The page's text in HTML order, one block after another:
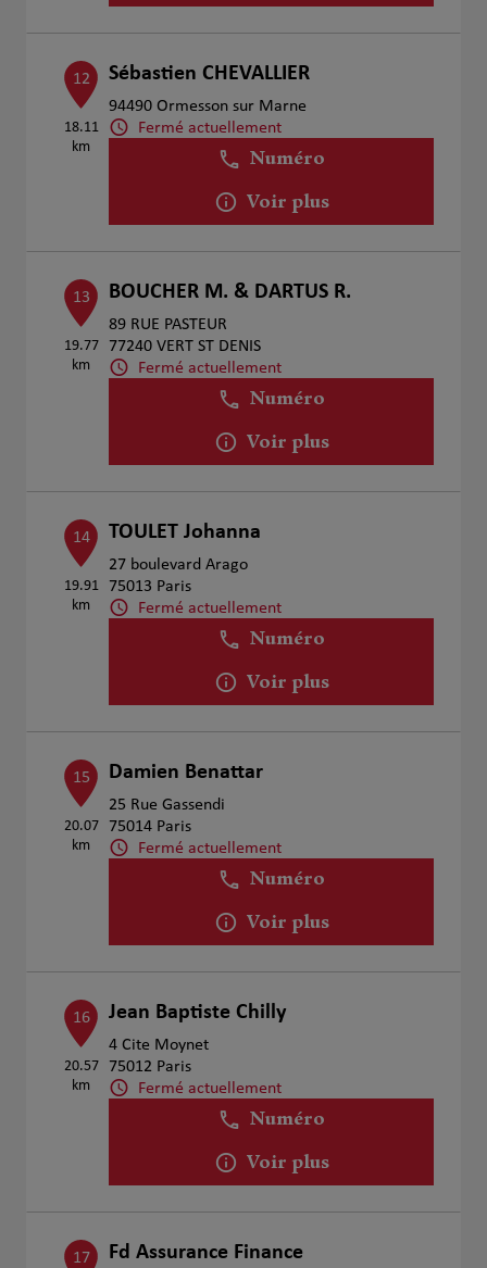
12
18.11
km
Sébastien CHEVALLIER
94490 Ormesson sur Marne
Fermé actuellement
Numéro
Voir plus
13
19.77
km
BOUCHER M. & DARTUS R.
89 RUE PASTEUR
77240 VERT ST DENIS
Fermé actuellement
Numéro
Voir plus
14
19.91
km
TOULET Johanna
27 boulevard Arago
75013 Paris
Fermé actuellement
Numéro
Voir plus
15
20.07
km
Damien Benattar
25 Rue Gassendi
75014 Paris
Fermé actuellement
Numéro
Voir plus
16
20.57
km
Jean Baptiste Chilly
4 Cite Moynet
75012 Paris
Fermé actuellement
Numéro
Voir plus
17 Fd Assurance Finance